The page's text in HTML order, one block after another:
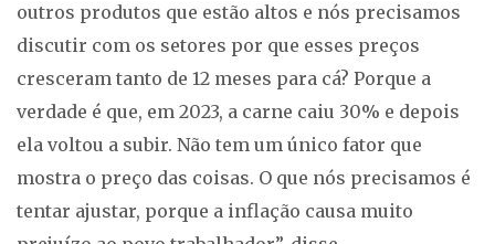
outros produtos que estão altos e nós precisamos
discutir com os setores por que esses preços
cresceram tanto de 12 meses para cá? Porque a
verdade é que, em 2023, a carne caiu 30% e depois
ela voltou a subir. Não tem um único fator que
mostra o preço das coisas. O que nós precisamos é
tentar ajustar, porque a inflação causa muito